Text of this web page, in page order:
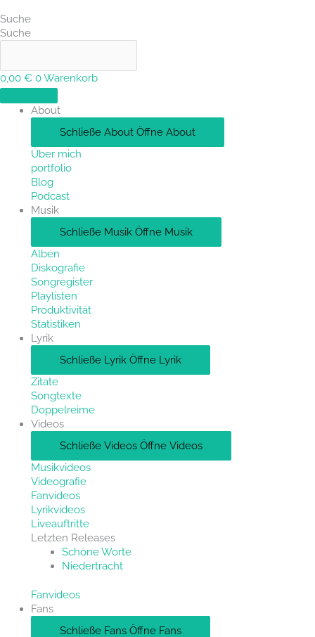
Suche
Suche
0,00 € 0Warenkorb
About
Schließe About Öffne About
Über mich
portfolio
Blog
Podcast
Musik
Schließe Musik Öffne Musik
Alben
Diskografie
Songregister
Playlisten
Produktivität
Statistiken
Lyrik
Schließe Lyrik Öffne Lyrik
Zitate
Songtexte
Doppelreime
Videos
Schließe Videos Öffne Videos
Musikvideos
Videografie
Fanvideos
Lyrikvideos
Liveauftritte
Letzten Releases
Schöne Worte
Niedertracht
Fanvideos
Fans
Schließe Fans Öffne Fans